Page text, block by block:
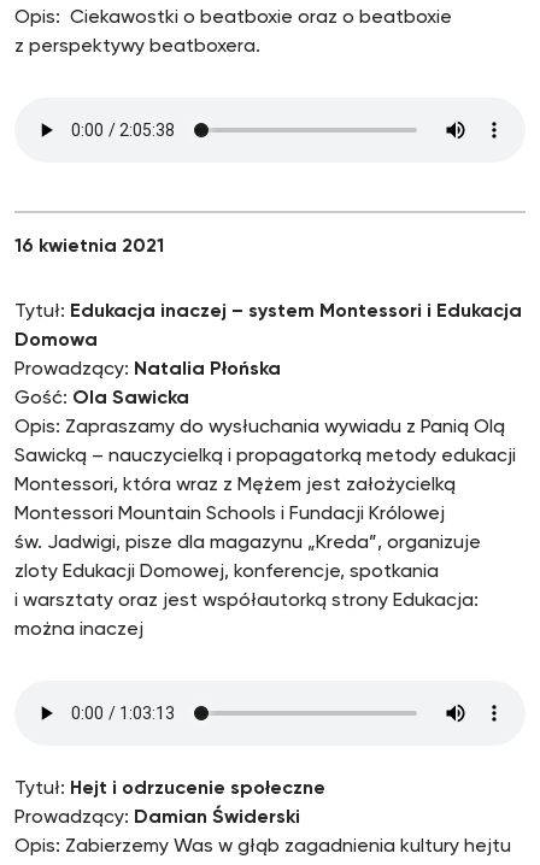
Opis: Ciekawostki o beatboxie oraz o beatboxie
z perspektywy beatboxera.
16 kwietnia 2021
Tytuł: Edukacja inaczej – system Montessori i Edukacja
Domowa
Prowadzący: Natalia Płońska
Gość: Ola Sawicka
Opis: Zapraszamy do wysłuchania wywiadu z Panią Olą
Sawicką – nauczycielką i propagatorką metody edukacji
Montessori, która wraz z Mężem jest założycielką
Montessori Mountain Schools i Fundacji Królowej
św. Jadwigi, pisze dla magazynu „Kreda”, organizuje
zloty Edukacji Domowej, konferencje, spotkania
i warsztaty oraz jest współautorką strony Edukacja:
można inaczej
Tytuł: Hejt i odrzucenie społeczne
Prowadzący: Damian Świderski
Opis: Zabierzemy Was w głąb zagadnienia kultury hejtu